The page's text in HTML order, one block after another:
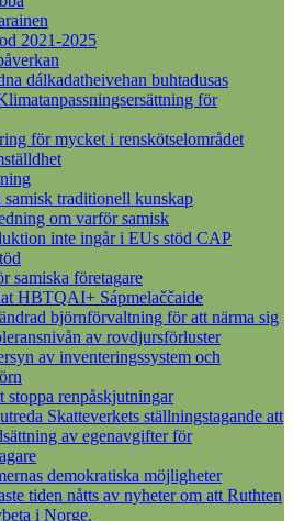
2021-2025
dálkadatheivehan buhtadusas
för
för mycket i renskötselområdet
traditionell kunskap
om varför samisk
inte ingår i EUs stöd CAP
samiska företagare
HBTQAI+ Sápmelaččaide
björnförvaltning för att närma sig
av rovdjursförluster
av inventeringssystem och
stoppa renpåskjutningar
Skatteverkets ställningstagande att
av egenavgifter för
demokratiska möjligheter
tiden nåtts av nyheter om att Ruthten
i Norge.